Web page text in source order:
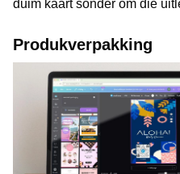
duim kaart sonder om die
Produkverpakking